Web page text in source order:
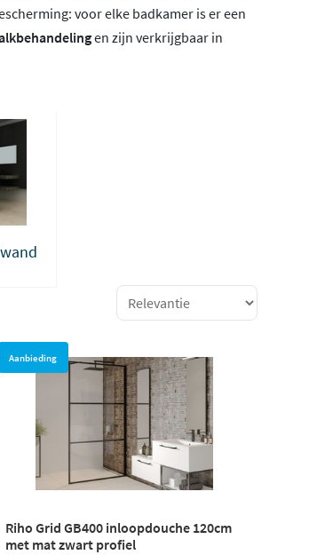
voor elke badkamer is er een
en zijn verkrijgbaar in
Aanbieding
Riho Grid GB400 inloopdouche 120cm
met mat zwart profiel